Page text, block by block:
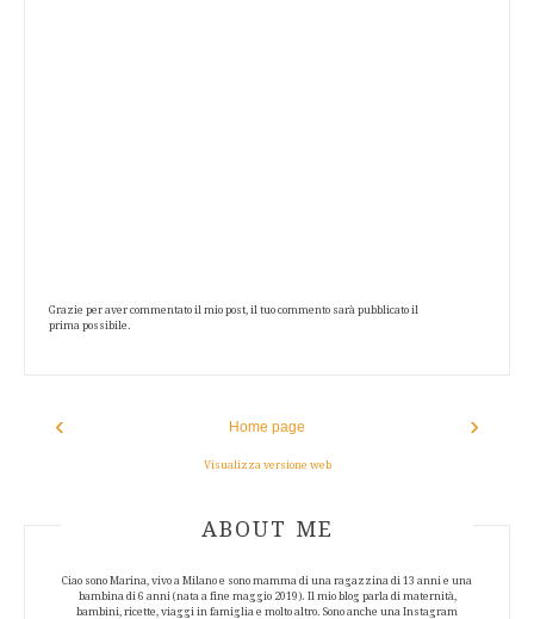
Grazie per aver commentato il mio post, il tuo commento sarà pubblicato il
prima possibile.
‹ ›
Home page
Visualizza versione web
ABOUT AUTHOR
ABOUT ME
Ciao sono Marina, vivo a Milano e sono mamma di una ragazzina di 13 anni e una
bambina di 6 anni (nata a fine maggio 2019). Il mio blog parla di maternità,
bambini, ricette, viaggi in famiglia e molto altro. Sono anche una Instagram